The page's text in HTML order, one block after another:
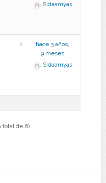
Sidaamyas
1
hace 3 años,
9 meses
Sidaamyas
total de 6)